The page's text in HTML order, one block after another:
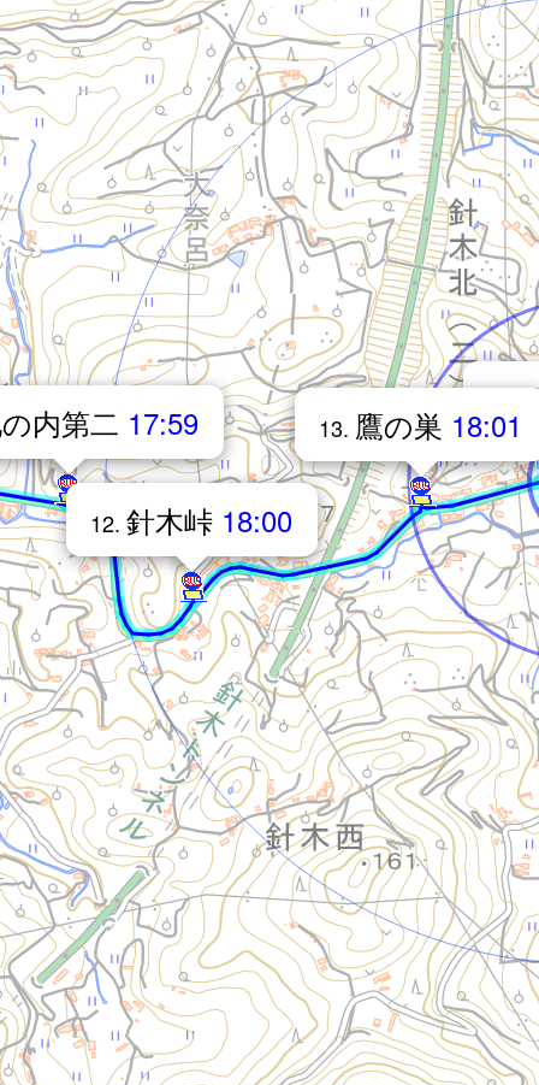
13. 鷹の巣 18:01
12. 針木峠 18:00
内第二 17:59